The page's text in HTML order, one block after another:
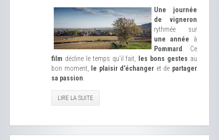
Une journée
de vigneron
rythmée sur
une année à
Pommard
. Ce
film décline le temps qu’il fait, les bons gestes au
bon moment,
le plaisir d’échanger et de partager
sa passion
LIRE LA SUITE